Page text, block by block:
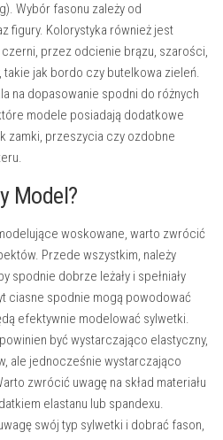
). Wybór fasonu zależy od
figury. Kolorystyka również jest
przez odcienie brązu, szarości,
takie jak bordo czy butelkowa zieleń.
na dopasowanie spodni do różnych
modele posiadają dodatkowe
zamki, przeszycia czy ozdobne
Model?
woskowane, warto zwrócić
Przede wszystkim, należy
spodnie dobrze leżały i spełniały
ciasne spodnie mogą powodować
efektywnie modelować sylwetki.
być wystarczająco elastyczny,
ale jednocześnie wystarczająco
zwrócić uwagę na skład materiału
elastanu lub spandexu.
swój typ sylwetki i dobrać fason,